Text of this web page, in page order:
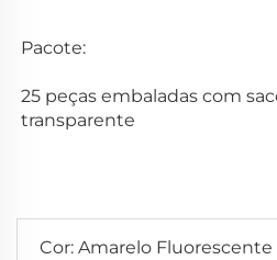
Pacote:
25 peças embaladas com
transparente
Cor: Amarelo Fluorescente